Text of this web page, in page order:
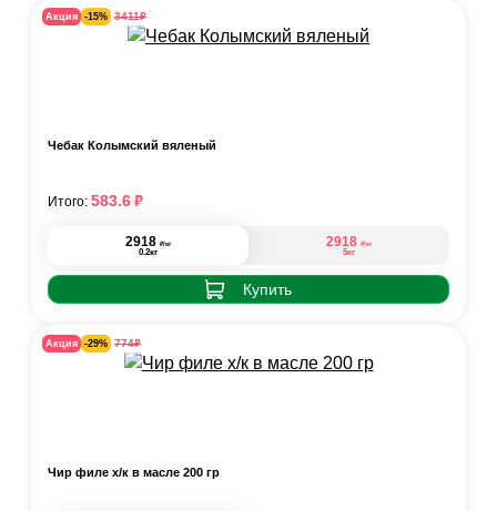
Акция -15% 3411₽
Чебак Колымский вяленый
2918 ₽/кг
0.2кг
2918 ₽/кг
5кг
Купить
Итого: 583.6₽
Акция -29% 774₽
Чир филе х/к в масле 200 гр